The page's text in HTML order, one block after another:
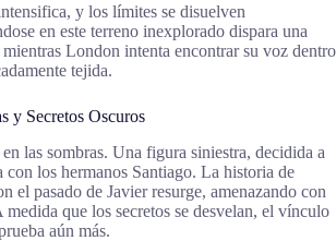
y los límites se disuelven
en este terreno inexplorado dispara una
mientras London intenta encontrar su voz dentro
tejida.
y Secretos Oscuros
las sombras. Una figura siniestra, decidida a
con los hermanos Santiago. La historia de
el pasado de Javier resurge, amenazando con
que los secretos se desvelan, el vínculo
aún más.